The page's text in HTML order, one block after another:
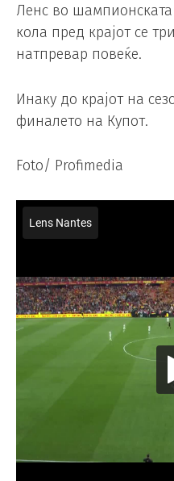
Ленс во
кола пред крајот се
натпревар повеќе.
Инаку до крајот на
финалето на Купот.
Foto/ Profimedia